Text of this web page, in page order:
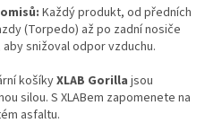
Každý produkt, od předních
(Torpedo) až po zadní nosiče
snižoval odpor vzduchu.
košíkyXLAB Gorilla jsou
silou. S XLABem zapomenete na
asfaltu.